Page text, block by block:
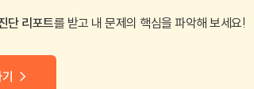
단 리포트를 받고 내 문제의 핵심을 파악해 보세요!
기 →